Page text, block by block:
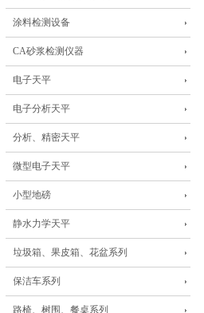
涂料检测设备
CA砂浆检测仪器
电子天平
电子分析天平
分析、精密天平
微型电子天平
小型地磅
静水力学天平
垃圾箱、果皮箱、花盆系列
保洁车系列
路椅、树围、餐桌系列